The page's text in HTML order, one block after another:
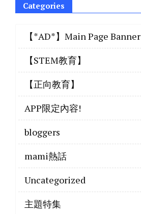
Categories
【*AD*】Main Page Banner
【STEM教育】
【正向教育】
APP限定內容!
bloggers
mami熱話
Uncategorized
主題特集